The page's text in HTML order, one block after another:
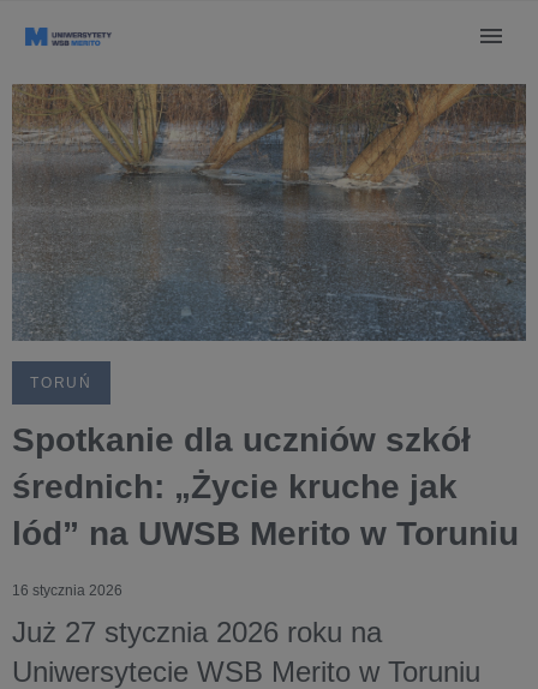
TORUŃ
Spotkanie dla uczniów szkół
średnich: „Życie kruche jak
lód” na UWSB Merito w Toruniu
16 stycznia 2026
Już 27 stycznia 2026 roku na
Uniwersytecie WSB Merito w Toruniu